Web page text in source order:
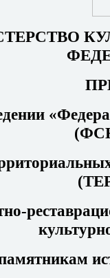
реставрац